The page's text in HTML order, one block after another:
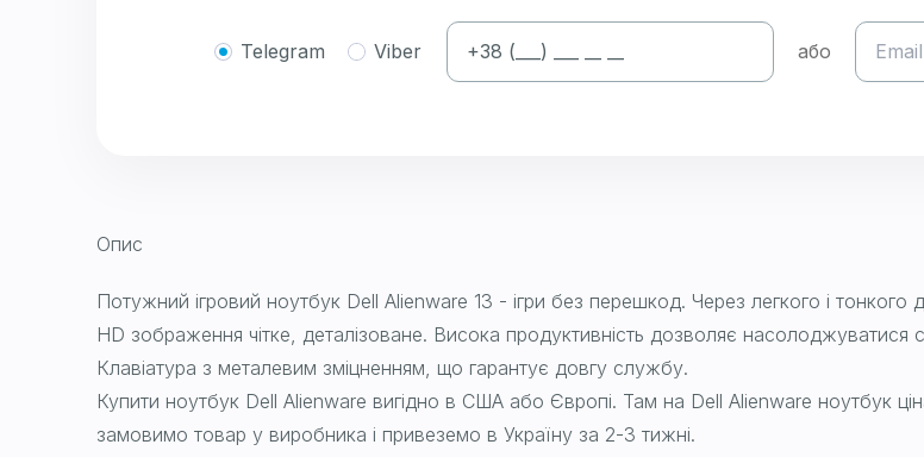
Telegram Viber або
Опис
Потужний ігровий ноутбук Dell Alienware 13 - ігри без перешкод. Через легкого і
HD зображення чітке, деталізоване. Висока продуктивність дозволяє
Клавіатура з металевим зміцненням, що гарантує довгу службу.
Купити ноутбук Dell Alienware вигідно в США або Європі. Там на Dell Alienware ноутбук
замовимо товар у виробника і привеземо в Україну за 2-3 тижні.